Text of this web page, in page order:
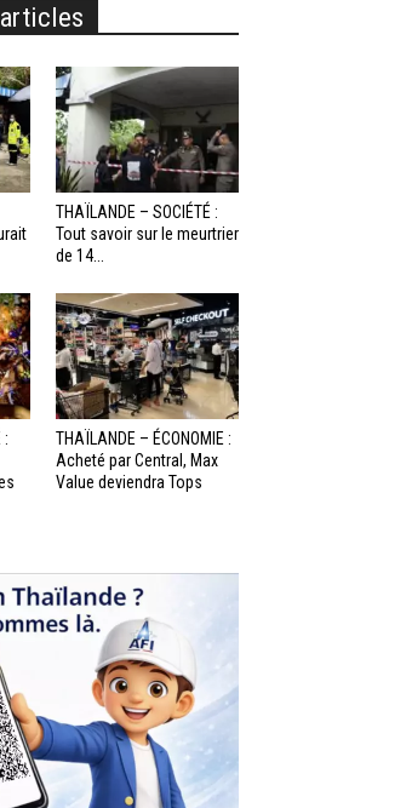
THAÏLANDE – SOCIÉTÉ :
Tout savoir sur le meurtrier
de 14...
:
THAÏLANDE – ÉCONOMIE :
Acheté par Central, Max
Value deviendra Tops